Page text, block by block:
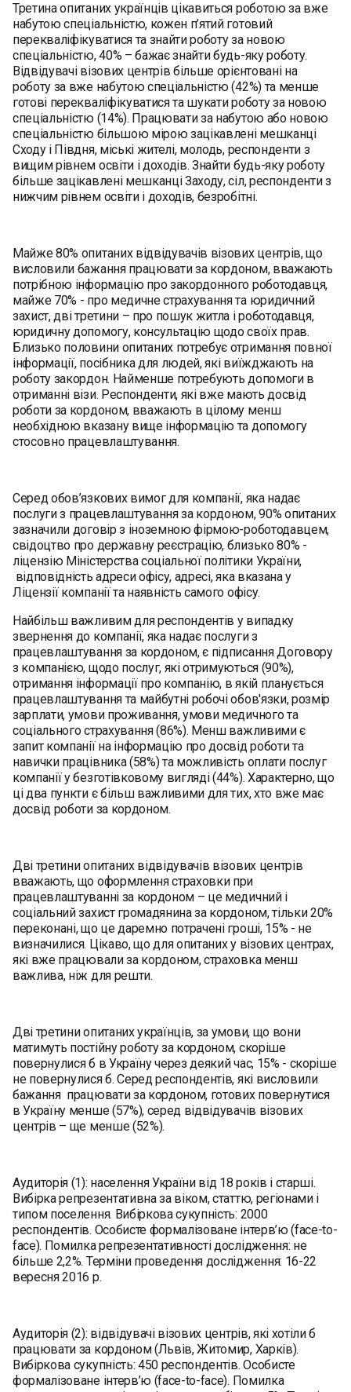
Третина опитаних українців цікавиться роботою за вже
набутою спеціальністю, кожен п’ятий готовий
перекваліфікуватися та знайти роботу за новою
спеціальністю, 40% – бажає знайти будь-яку роботу.
Відвідувачі візових центрів більше орієнтовані на
роботу за вже набутою спеціальністю (42%) та менше
готові перекваліфікуватися та шукати роботу за новою
спеціальністю (14%). Працювати за набутою або новою
спеціальністю більшою мірою зацікавлені мешканці
Сходу і Півдня, міські жителі, молодь, респонденти з
вищим рівнем освіти і доходів. Знайти будь-яку роботу
більше зацікавлені мешканці Заходу, сіл, респонденти з
нижчим рівнем освіти і доходів, безробітні.
Майже 80% опитаних відвідувачів візових центрів, що
висловили бажання працювати за кордоном, вважають
потрібною інформацію про закордонного роботодавця,
майже 70% - про медичне страхування та юридичний
захист, дві третини – про пошук житла і роботодавця,
юридичну допомогу, консультацію щодо своїх прав.
Близько половини опитаних потребує отримання повної
iнформацiї, посiбника для людей, якi виїжджають на
роботу закордон. Найменше потребують допомоги в
отриманнi візи. Респонденти, які вже мають досвід
роботи за кордоном, вважають в цілому менш
необхідною вказану вище інформацію та допомогу
стосовно працевлаштування.
Серед обов’язкових вимог для компанії, яка надає
послуги з працевлаштування за кордоном, 90% опитаних
зазначили договiр з iноземною фiрмою-роботодавцем,
свiдоцтво про державну реєстрацiю, близько 80% -
лiцензiю Мiнiстерства соцiальної полiтики України,
вiдповiднiсть адреси офiсу, адресi, яка вказана у
Лiцензiї компанiї та наявність самого офісу.
Найбільш важливим для респондентів у випадку
звернення до компанії, яка надає послуги з
працевлаштування за кордоном, є підписання Договору
з компанiєю, щодо послуг, якi отримуються (90%),
отримання iнформацiї про компанiю, в якiй планується
працевлаштування та майбутнi робочi обов'язки, розмiр
зарплати, умови проживання, умови медичного та
соцiального страхування (86%). Менш важливими є
запит компанiї на iнформацiю про досвiд роботи та
навички працiвника (58%) та можливість оплати послуг
компанiї у безготiвковому виглядi (44%). Характерно, що
ці два пункти є більш важливими для тих, хто вже має
досвід роботи за кордоном.
Дві третини опитаних відвідувачів візових центрів
вважають, що оформлення страховки при
працевлаштуванні за кордоном – це медичний і
соціальний захист громадянина за кордоном, тільки 20%
переконані, що це даремно потрачені гроші, 15% - не
визначилися. Цікаво, що для опитаних у візових центрах,
які вже працювали за кордоном, страховка менш
важлива, ніж для решти.
Дві третини опитаних українців, за умови, що вони
матимуть постійну роботу за кордоном, скоріше
повернулися б в Україну через деякий час, 15% - скоріше
не повернулися б. Серед респондентів, які висловили
бажання працювати за кордоном, готових повернутися
в Україну менше (57%), серед відвідувачів візових
центрів – ще менше (52%).
Аудиторія (1): населення України від 18 років і старші.
Вибірка репрезентативна за віком, статтю, регіонами і
типом поселення. Вибіркова сукупність: 2000
респондентів. Особисте формалізоване інтерв’ю (face-to-
face). Помилка репрезентативності дослідження: не
більше 2,2%. Терміни проведення дослідження: 16-22
вересня 2016 р.
Аудиторія (2): відвідувачі візових центрів, які хотіли б
працювати за кордоном (Львів, Житомир, Харків).
Вибіркова сукупність: 450 респондентів. Особисте
формалізоване інтерв’ю (face-to-face). Помилка